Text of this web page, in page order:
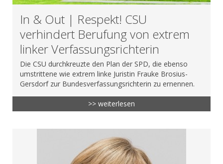
In & Out | Respekt! CSU
verhindert Berufung von extrem
linker Verfassungsrichterin
Die CSU durchkreuzte den Plan der SPD, die ebenso
umstrittene wie extrem linke Juristin Frauke Brosius-
Gersdorf zur Bundesverfassungsrichterin zu ernennen.
>> weiterlesen